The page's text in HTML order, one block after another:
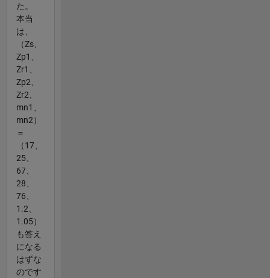
た。
本当
は、
（Zs、
Zp1、
Zr1、
Zp2、
Zr2、
mn1、
mn2）
＝
（17、
25、
67、
28、
76、
1.2、
1.05）
も答え
になる
はずな
のです